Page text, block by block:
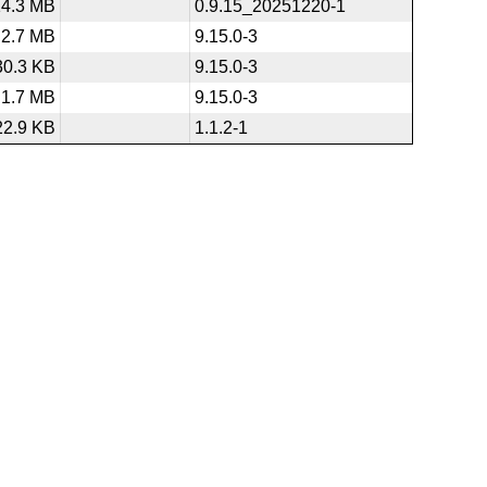
MB
0.9.15_20251220-1
2.7 MB
9.15.0-3
KB
9.15.0-3
1.7 MB
9.15.0-3
KB
1.1.2-1